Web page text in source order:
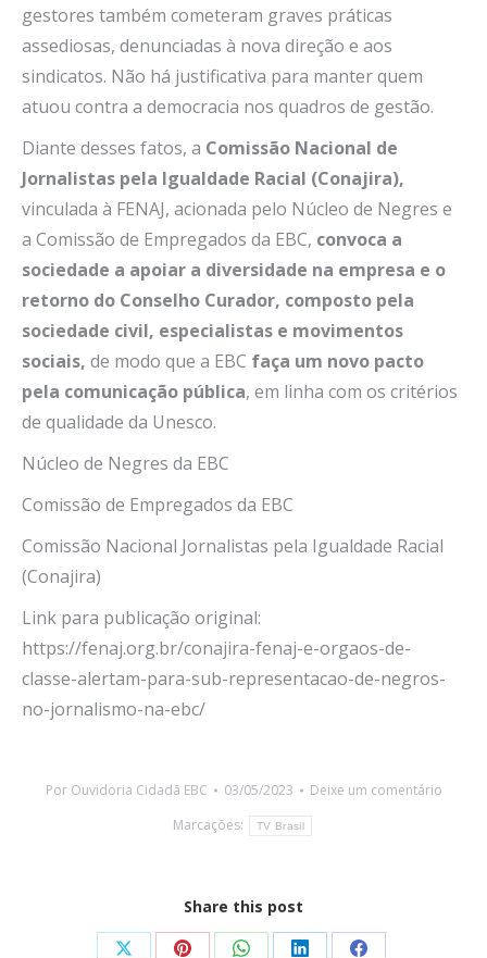
gestores também cometeram graves práticas
assediosas, denunciadas à nova direção e aos
sindicatos. Não há justificativa para manter quem
atuou contra a democracia nos quadros de gestão.
Diante desses fatos, a Comissão Nacional de
Jornalistas pela Igualdade Racial (Conajira),
vinculada à FENAJ, acionada pelo Núcleo de Negres e
a Comissão de Empregados da EBC, convoca a
sociedade a apoiar a diversidade na empresa e o
retorno do Conselho Curador, composto pela
sociedade civil, especialistas e movimentos
sociais, de modo que a EBC faça um novo pacto
pela comunicação pública, em linha com os critérios
de qualidade da Unesco.
Núcleo de Negres da EBC
Comissão de Empregados da EBC
Comissão Nacional Jornalistas pela Igualdade Racial
(Conajira)
Link para publicação original:
https://fenaj.org.br/conajira-fenaj-e-orgaos-de-
classe-alertam-para-sub-representacao-de-negros-
no-jornalismo-na-ebc/
Por Ouvidoria Cidadã EBC 03/05/2023
Deixe um comentário
Marcações:
TV Brasil
Share this post